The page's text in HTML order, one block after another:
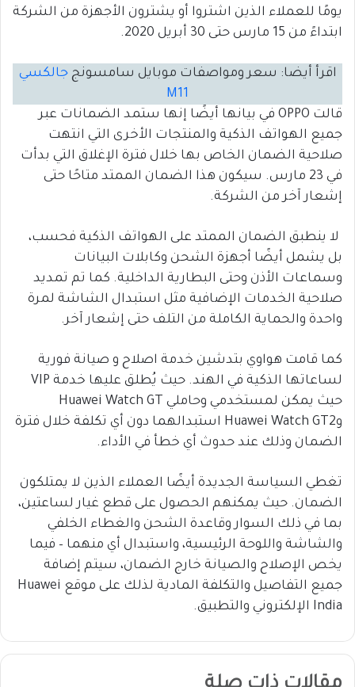
يومًا للعملاء الذين اشتروا أو يشترون الأجهزة من الشركة
ابتداءً من 15 مارس حتى 30 أبريل 2020.
اقرأ أيضا: سعر ومواصفات موبايل سامسونججالكسي
M11
قالت OPPO في بيانها أيضًا إنها ستمد الضمانات عبر
جميع الهواتف الذكية والمنتجات الأخرى التي انتهت
صلاحية الضمان الخاص بها خلال فترة الإغلاق التي بدأت
في 23 مارس. سيكون هذا الضمان الممتد متاحًا حتى
إشعار آخر من الشركة.
لا ينطبق الضمان الممتد على الهواتف الذكية فحسب،
بل يشمل أيضًا أجهزة الشحن وكابلات البيانات
وسماعات الأذن وحتى البطارية الداخلية. كما تم تمديد
صلاحية الخدمات الإضافية مثل استبدال الشاشة لمرة
واحدة والحماية الكاملة من التلف حتى إشعار آخر.
كما قامت هواوي بتدشين خدمة اصلاح و صيانة فورية
لساعاتها الذكية في الهند. حيث يُطلق عليها خدمة VIP
حيث يمكن لمستخدمي وحاملي Huawei Watch GT
وHuawei Watch GT2 استبدالهما دون أي تكلفة خلال فترة
الضمان وذلك عند حدوث أي خطأ في الأداء.
تغطي السياسة الجديدة أيضًا العملاء الذين لا يمتلكون
الضمان. حيث يمكنهم الحصول على قطع غيار لساعتين،
بما في ذلك السوار وقاعدة الشحن والغطاء الخلفي
والشاشة واللوحة الرئيسية، واستبدال أي منهما – فيما
يخص الإصلاح والصيانة خارج الضمان، سيتم إضافة
جميع التفاصيل والتكلفة المادية لذلك على موقع Huawei
India الإلكتروني والتطبيق.